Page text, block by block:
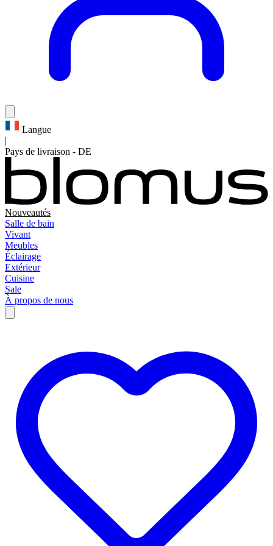
Langue
|
Pays de livraison - DE
Nouveautés
Salle de bain
Vivant
Meubles
Éclairage
Extérieur
Cuisine
Sale
À propos de nous